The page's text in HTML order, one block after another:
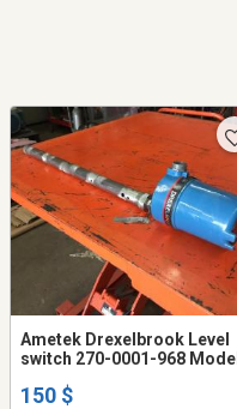
Ametek Drexelbrook Level
switch 270-0001-968 Model
150 $